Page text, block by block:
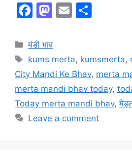
F
c
e
b
o
o
k
M
st
o
d
o
n
E
l
e
Categories
मंडी भाव
Tags
kums merta, kumsmerta,
City Mandi Ke Bhav, merta
merta mandi bhav today,
Today merta mandi bhav,
Leave a comment